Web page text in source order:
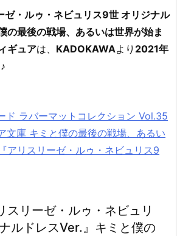
・ルゥ・ネビュリス9世 オリジナル
の最後の戦場、あるいは世界が始ま
ギュアは、 KADOKAWAより 2021年
ド ラバーマットコレクション Vol.35
文庫 キミと僕の最後の戦場、あるい
アリスリーゼ・ルゥ・ネビュリス9
スリーゼ・ルゥ・ネビュリ
ルドレスVer.』キミと僕の